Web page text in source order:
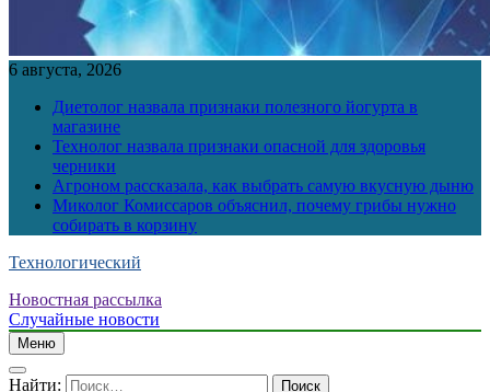
6 августа, 2026
Диетолог назвала признаки полезного йогурта в
магазине
Технолог назвала признаки опасной для здоровья
черники
Агроном рассказала, как выбрать самую вкусную дыню
Миколог Комиссаров объяснил, почему грибы нужно
собирать в корзину
Технологический
Новостная рассылка
Случайные новости
Меню
Найти: